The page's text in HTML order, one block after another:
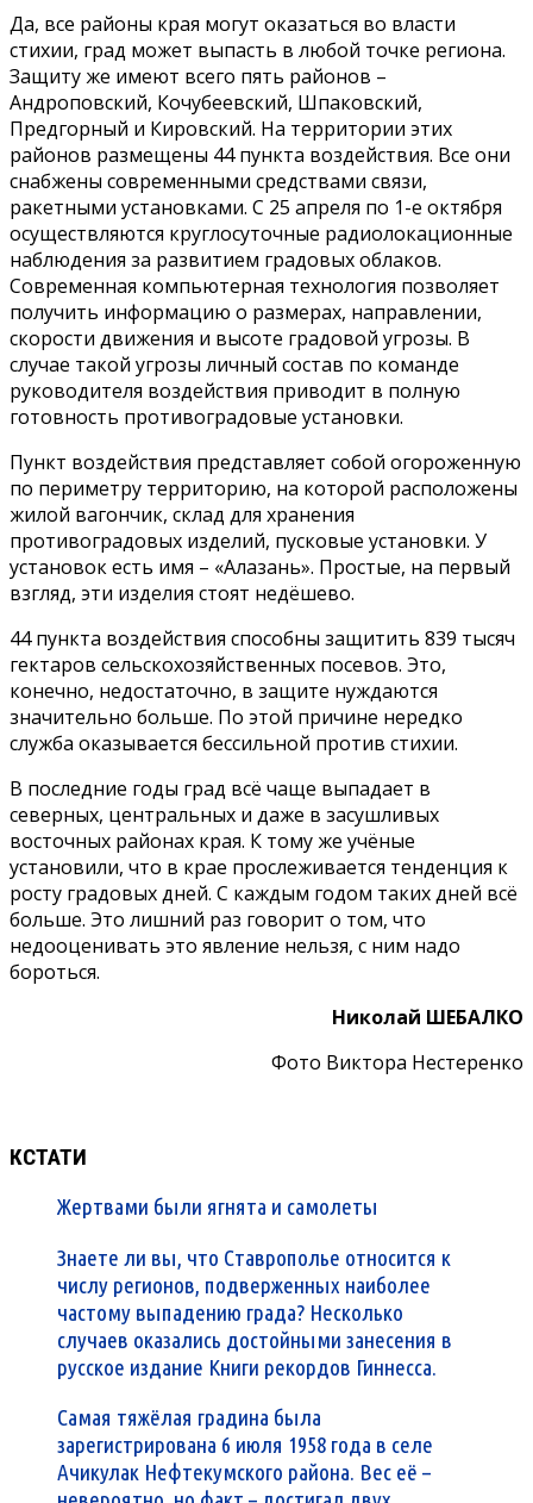
Да, все районы края могут оказаться во власти
стихии, град может выпасть в любой точке региона.
Защиту же имеют всего пять районов –
Андроповский, Кочубеевский, Шпаковский,
Предгорный и Кировский. На территории этих
районов размещены 44 пункта воздействия. Все они
снабжены современными средствами связи,
ракетными установками. С 25 апреля по 1-е октября
осуществляются круглосуточные радиолокационные
наблюдения за развитием градовых облаков.
Современная компьютерная технология позволяет
получить информацию о размерах, направлении,
скорости движения и высоте градовой угрозы. В
случае такой угрозы личный состав по команде
руководителя воздействия приводит в полную
готовность противоградовые установки.
Пункт воздействия представляет собой огороженную
по периметру территорию, на которой расположены
жилой вагончик, склад для хранения
противоградовых изделий, пусковые установки. У
установок есть имя – «Алазань». Простые, на первый
взгляд, эти изделия стоят недёшево.
44 пункта воздействия способны защитить 839 тысяч
гектаров сельскохозяйственных посевов. Это,
конечно, недостаточно, в защите нуждаются
значительно больше. По этой причине нередко
служба оказывается бессильной против стихии.
В последние годы град всё чаще выпадает в
северных, центральных и даже в засушливых
восточных районах края. К тому же учёные
установили, что в крае прослеживается тенденция к
росту градовых дней. С каждым годом таких дней всё
больше. Это лишний раз говорит о том, что
недооценивать это явление нельзя, с ним надо
бороться.
Николай ШЕБАЛКО
Фото Виктора Нестеренко
КСТАТИ
Жертвами были ягнята и самолеты
Знаете ли вы, что Ставрополье относится к
числу регионов, подверженных наиболее
частому выпадению града? Несколько
случаев оказались достойными занесения в
русское издание Книги рекордов Гиннесса.
Самая тяжёлая градина была
зарегистрирована 6 июля 1958 года в селе
Ачикулак Нефтекумского района. Вес её –